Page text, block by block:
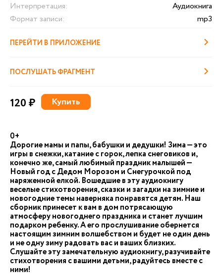
Интерпретация:
Аудиокнига
Формат записи:
mp3
ПЕРЕЙТИ В ПРИЛОЖЕНИЕ
ПОСЛУШАТЬ ФРАГМЕНТ
120 ₽ Купить
0+
Дорогие мамы и папы, бабушки и дедушки! Зима — это
игры в снежки, катание с горок, лепка снеговиков и,
конечно же, самый любимый праздник малышей —
Новый год с Дедом Морозом и Снегурочкой под
наряженной елкой. Вошедшие в эту аудиокнигу
веселые стихотворения, сказки и загадки на зимние и
новогодние темы наверняка понравятся детям. Наш
сборник принесет к вам в дом потрясающую
атмосферу новогоднего праздника и станет лучшим
подарком ребенку. А его прослушивание обернется
настоящим зимним волшебством и будет не один день
и не одну зиму радовать вас и ваших близких.
Слушайте эту замечательную аудиокнигу, разучивайте
стихотворения с вашими детьми, радуйтесь вместе с
ними!